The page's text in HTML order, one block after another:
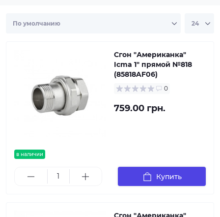
в наличии
Сгон "Американка"
Icma 1" прямой №818
(85818AF06)
0
759.00 грн.
Купить